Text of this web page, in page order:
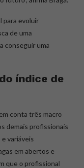
para evoluir
de uma
conseguir uma
índice de
conta três macro
demais profissionais
variáveis
em abertos e
que o profissional